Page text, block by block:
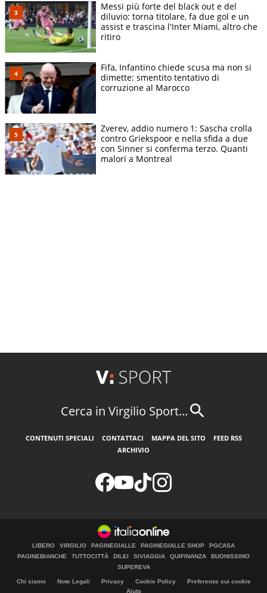
Messi più forte del black out e del
diluvio: torna titolare, fa due gol e un
assist e trascina l'Inter Miami, altro che
ritiro
Fifa, Infantino chiede scusa ma non si
dimette: smentito tentativo di
corruzione al Marocco
Zverev, addio numero 1: Sascha crolla
contro Griekspoor e nella sfida a due
con Sinner si conferma terzo. Quanti
malori a Montreal
Cerca in Virgilio Sport...
CONTENUTI SPECIALI CONTATTACI MAPPA DEL SITO
FEED RSS
ARCHIVIO
LIBERO VIRGILIO PAGINEGIALLE PAGINEGIALLE SHOP
PGCASA
PAGINEBIANCHE
TUTTOCITTÀ DILEI SIVIAGGIA QUIFINANZA
BUONISSIMO
SUPEREVA
Chi siamo Note Legali Privacy Cookie Policy
Preferenze sui cookie
Aiuto